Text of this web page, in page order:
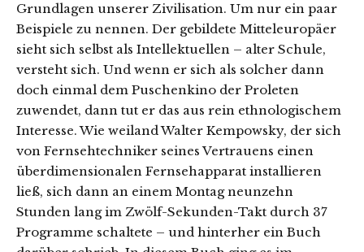
Grundlagen unserer Zivilisation. Um nur ein paar
Beispiele zu nennen. Der gebildete Mitteleuropäer
sieht sich selbst als Intellektuellen – alter Schule,
versteht sich. Und wenn er sich als solcher dann
doch einmal dem Puschenkino der Proleten
zuwendet, dann tut er das aus rein ethnologischem
Interesse. Wie weiland Walter Kempowsky, der sich
von Fernsehtechniker seines Vertrauens einen
überdimensionalen Fernsehapparat installieren
ließ, sich dann an einem Montag neunzehn
Stunden lang im Zwölf-Sekunden-Takt durch 37
Programme schaltete – und hinterher ein Buch